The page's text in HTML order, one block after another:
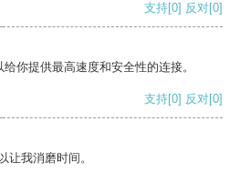
支持[0] 反对[0]
你提供最高速度和安全性的连接。
支持[0] 反对[0]
让我消磨时间。